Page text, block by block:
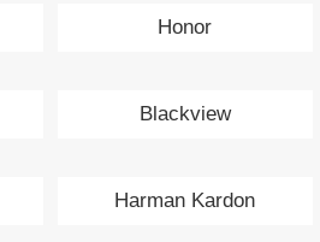
Honor
Blackview
Harman Kardon